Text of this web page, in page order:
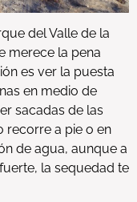
del Valle de la
merece la pena
es ver la puesta
en medio de
sacadas de las
recorre a pie o en
de agua, aunque a
la sequedad te